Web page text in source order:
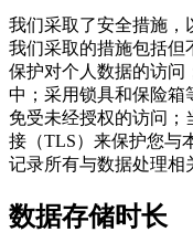
我们采取了安全措施，
我们采取的措施包括但
保护对个人数据的访问
中；采用锁具和保险箱
免受未经授权的访问
接（TLS）来保护您与
记录所有与数据处理相
数据存储时长